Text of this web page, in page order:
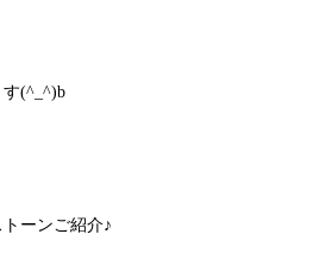
(^_^)b
ーンご紹介♪